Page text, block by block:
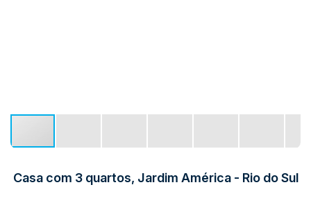
Casa com 3 quartos, Jardim América - Rio do Sul